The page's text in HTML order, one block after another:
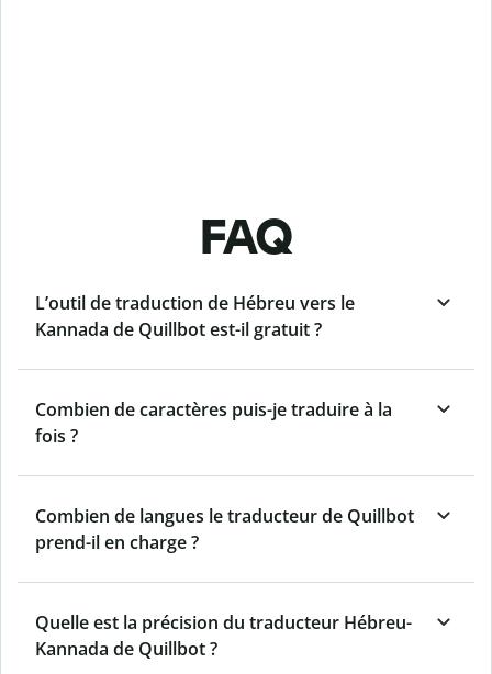
FAQ
L’outil de traduction de Hébreu vers le
Kannada de Quillbot est-il gratuit ?
Combien de caractères puis-je traduire à la
fois ?
Combien de langues le traducteur de Quillbot
prend-il en charge ?
Quelle est la précision du traducteur Hébreu-
Kannada de Quillbot ?